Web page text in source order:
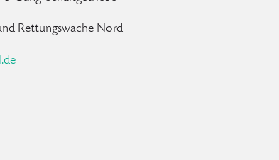
Rettungswache Nord